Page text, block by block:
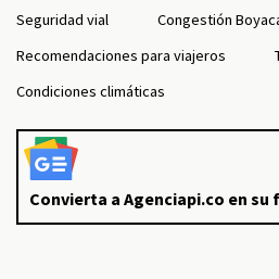
Seguridad vial
Congestión
Recomendaciones para viajeros
Condiciones climáticas
Convierta a Agenciapi.co en